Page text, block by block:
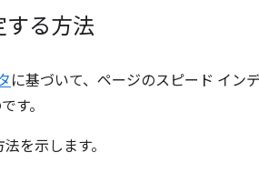
る方法
に基づいて、ページのスピード イン
す。
を示します。